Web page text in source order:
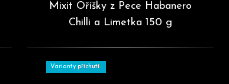
Mixit Oříšky z Pece Habanero
Chilli a Limetka 150 g
Varianty příchutí